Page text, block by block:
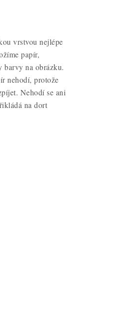
vrstvou nejlépe
papír,
barvy na obrázku.
nehodí, protože
Nehodí se ani
na dort